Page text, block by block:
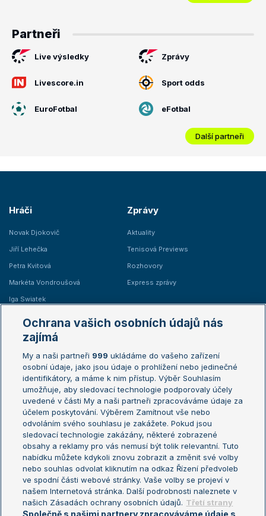
Partneři
Live výsledky Zprávy
Livescore.in Sport odds
EuroFotbal eFotbal
Další partneři
Hráči
Novak Djokovič
Jiří Lehečka
Petra Kvitová
Markéta Vondroušová
Iga Swiatek
Zprávy
Aktuality
Tenisová Previews
Rozhovory
Express zprávy
Žebříčky
Žebříček ATP (muži)
Žebříček WTA (ženy)
Sázkařský žebříček
Australian Open
French Open
Wimbledon
US Open
Turnaj mistrů
Turnaj mistryň
Aktualní trendy
Fotbalové přestupy
Livesport Daily
LS Prague Open
Ochrana vašich osobních údajů nás
zajímá
My a naši partneři 999 ukládáme do vašeho zařízení
osobní údaje, jako jsou údaje o prohlížení nebo jedinečné
identifikátory, a máme k nim přístup. Výběr Souhlasím
umožňuje, aby sledovací technologie podporovaly účely
uvedené v části My a naši partneři zpracováváme údaje za
účelem poskytování. Výběrem Zamítnout vše nebo
odvoláním svého souhlasu je zakážete. Pokud jsou
sledovací technologie zakázány, některé zobrazené
obsahy a reklamy pro vás nemusí být tolik relevantní. Tuto
nabídku můžete kdykoli znovu zobrazit a změnit své volby
nebo souhlas odvolat kliknutím na odkaz Řízení předvoleb
ve spodní části webové stránky. Vaše volby se projeví v
našem Internetová stránka. Další podrobnosti naleznete v
našich Zásadách ochrany osobních údajů. Třetí strany
Společně s našimi partnery zpracováváme údaje s